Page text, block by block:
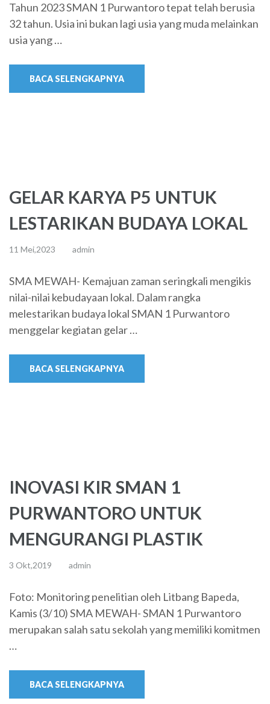
Tahun 2023 SMAN 1 Purwantoro tepat telah berusia
32 tahun. Usia ini bukan lagi usia yang muda melainkan
usia yang …
BACA SELENGKAPNYA
GELAR KARYA P5 UNTUK
LESTARIKAN BUDAYA LOKAL
11 Mei,2023 admin
SMA MEWAH- Kemajuan zaman seringkali mengikis
nilai-nilai kebudayaan lokal. Dalam rangka
melestarikan budaya lokal SMAN 1 Purwantoro
menggelar kegiatan gelar …
BACA SELENGKAPNYA
INOVASI KIR SMAN 1
PURWANTORO UNTUK
MENGURANGI PLASTIK
3 Okt,2019 admin
Foto: Monitoring penelitian oleh Litbang Bapeda,
Kamis (3/10) SMA MEWAH- SMAN 1 Purwantoro
merupakan salah satu sekolah yang memiliki komitmen
…
BACA SELENGKAPNYA